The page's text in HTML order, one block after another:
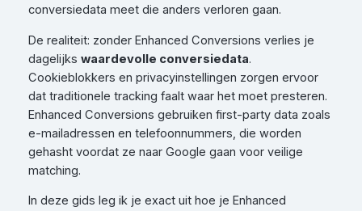
conversiedata meet die anders verloren gaan.
De realiteit: zonder Enhanced Conversions verlies je
dagelijks waardevolle conversiedata.
Cookieblokkers en privacyinstellingen zorgen ervoor
dat traditionele tracking faalt waar het moet presteren.
Enhanced Conversions gebruiken first-party data zoals
e-mailadressen en telefoonnummers, die worden
gehasht voordat ze naar Google gaan voor veilige
matching.
In deze gids leg ik je exact uit hoe je Enhanced